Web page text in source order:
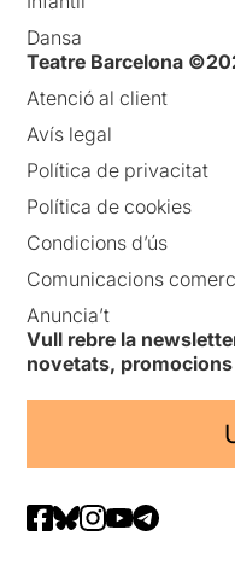
Dansa
Teatre Barcelona
Atenció al client
Avís legal
Política de privacitat
Política de cookies
Condicions d’ús
Comunicacions
Anuncia’t
Vull rebre la
novetats,